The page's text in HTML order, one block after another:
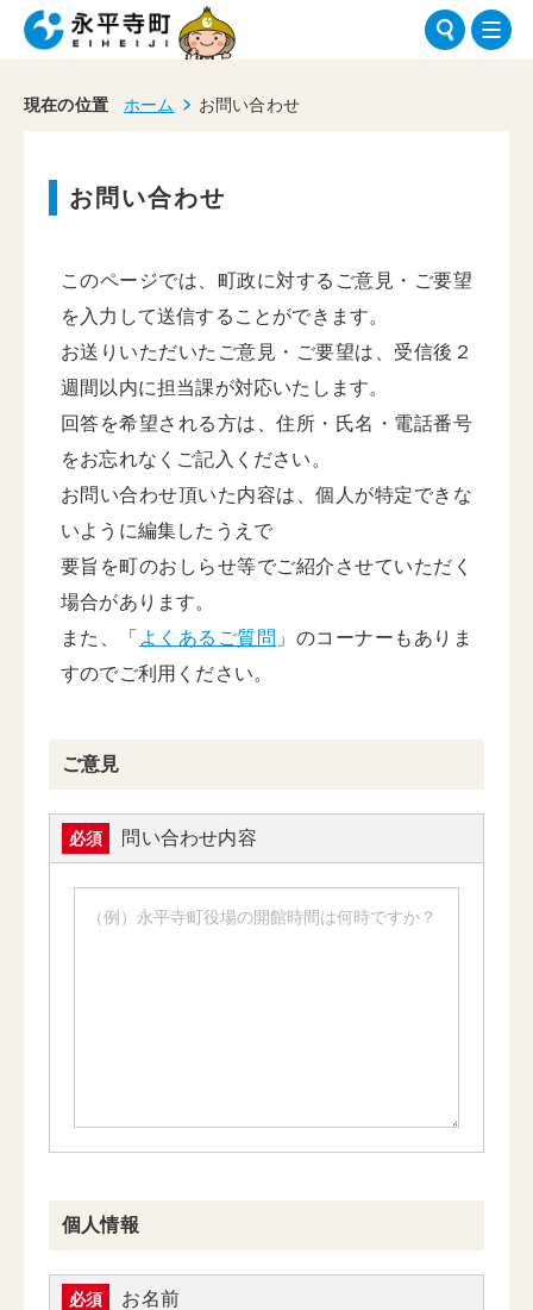
現在の位置 ホーム お問い合わせ
お問い合わせ
このページでは、町政に対するご意見・ご要望
を入力して送信することができます。
お送りいただいたご意見・ご要望は、受信後２
週間以内に担当課が対応いたします。
回答を希望される方は、住所・氏名・電話番号
をお忘れなくご記入ください。
お問い合わせ頂いた内容は、個人が特定できな
いように編集したうえで
要旨を町のおしらせ等でご紹介させていただく
場合があります。
また、「 よくあるご質問 」のコーナーもありま
すのでご利用ください。
ご意見
必須 問い合わせ内容
個人情報
必須 お名前